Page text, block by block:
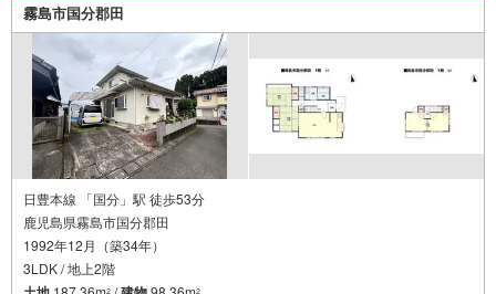
霧島市国分郡田
日豊本線 「国分」駅 徒歩53分
鹿児島県霧島市国分郡田
1992年12月（築34年）
3LDK / 地上2階
2 2